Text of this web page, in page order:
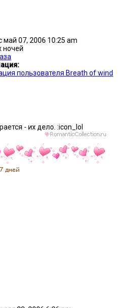
май 07, 2006 10:25 am
ночей
пользователя Breath of wind
- их дело. :icon_lol